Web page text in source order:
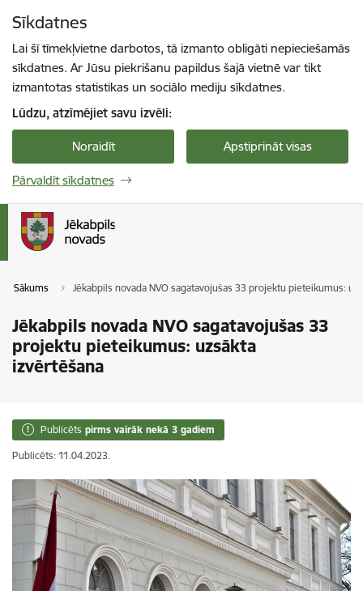
Sīkdatnes
Lai šī tīmekļvietne darbotos, tā izmanto obligāti nepieciešamās
sīkdatnes. Ar Jūsu piekrišanu papildus šajā vietnē var tikt
izmantotas statistikas un sociālo mediju sīkdatnes.
Lūdzu, atzīmējiet savu izvēli:
Noraidīt Apstiprināt visas
Pārvaldīt sīkdatnes
Sākums Jēkabpils novada NVO sagatavojušas 33 projektu pieteikumus:
Jēkabpils novada NVO sagatavojušas 33
projektu pieteikumus: uzsākta
izvērtēšana
Publicēts pirms vairāk nekā 3 gadiem
Publicēts: 11.04.2023.